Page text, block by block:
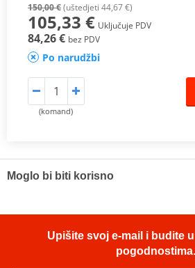
150,00 €(uštedjeti 44,67 €)
105,33 € Uključuje PDV
84,26 € bez PDV
Po narudžbi
(komand)
Moglo bi biti korisno
ml (ideal for
Upišite svoj e-mail i budite
pogodnostima.